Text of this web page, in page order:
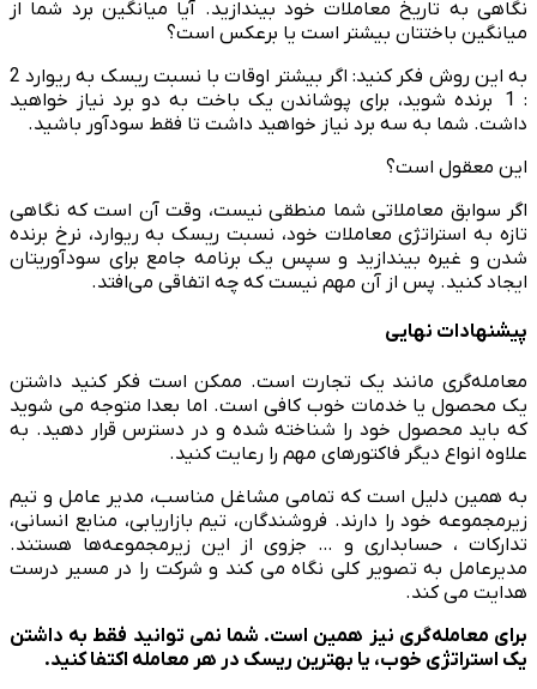
نگاهی به تاریخ معاملات خود بیندازید. آیا میانگین برد شما از
میانگین باختتان ​​بیشتر است یا برعکس است؟
به این روش فکر کنید: اگر بیشتر اوقات با نسبت ریسک به ریوارد 2
: 1 برنده شوید، برای پوشاندن یک باخت به دو برد نیاز خواهید
داشت. شما به سه برد نیاز خواهید داشت تا فقط سودآور باشید.
این معقول است؟
اگر سوابق معاملاتی شما منطقی نیست، وقت آن است که نگاهی
تازه به استراتژی معاملات خود، نسبت ریسک به ریوارد، نرخ برنده
شدن و غیره بیندازید و سپس یک برنامه جامع برای سودآوریتان
ایجاد کنید. پس از آن مهم نیست که چه اتفاقی می‌افتد.
پیشنهادات نهایی
معامله­‌گری مانند یک تجارت است. ممکن است فکر کنید داشتن
یک محصول یا خدمات خوب کافی است. اما بعدا متوجه می شوید
که باید محصول خود را شناخته شده و در دسترس قرار دهید. به
علاوه انواع دیگر فاکتورهای مهم را رعایت کنید.
به همین دلیل است که تمامی مشاغل مناسب، مدیر عامل و تیم
زیر­مجموعه خود را دارند. فروشندگان، تیم بازاریابی، منابع انسانی،
تدارکات ، حسابداری و … جزوی از این زیرمجموعه‌­ها هستند.
مدیرعامل به تصویر کلی نگاه می کند و شرکت را در مسیر درست
هدایت می کند.
برای معامله‌­گری نیز همین است. شما نمی توانید فقط به داشتن
یک استراتژی خوب، یا بهترین ریسک در هر معامله اکتفا کنید.